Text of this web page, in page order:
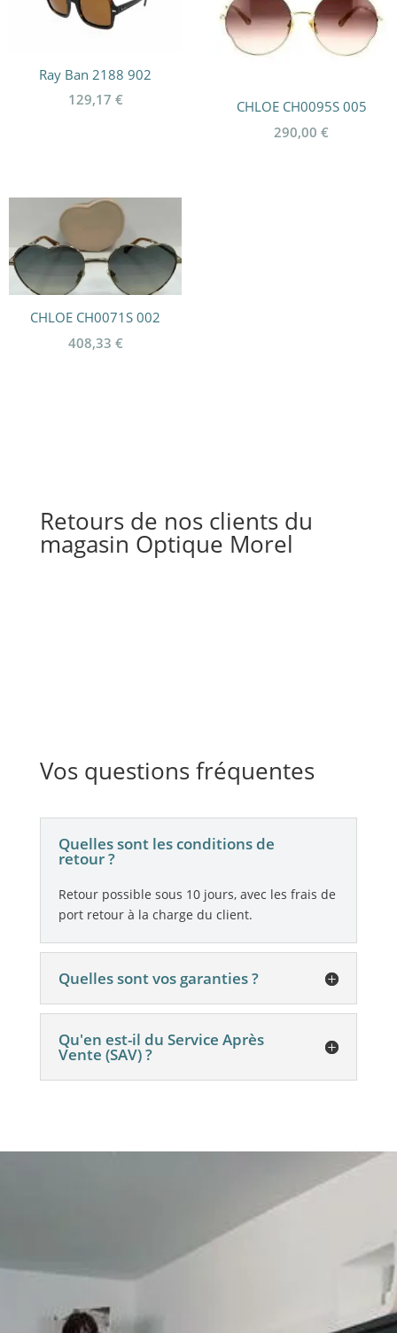
Ray Ban 2188 902
129,17 € CHLOE CH0095S 005
290,00€
CHLOE CH0071S 002
408,33 €
Retours de nos clients du
magasin Optique Morel
Vos questions fréquentes
Quelles sont les conditions de
retour ?
Retour possible sous 10 jours, avec les frais de
port retour à la charge du client.
Quelles sont vos garanties ?
Qu'en est-il du Service Après
Vente (SAV) ?
RENDEZ-VOUS
DANS NOTRE